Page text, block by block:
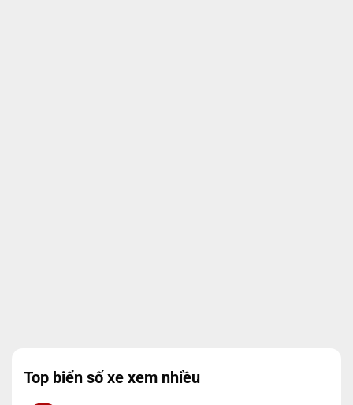
Top biển số xe xem nhiều